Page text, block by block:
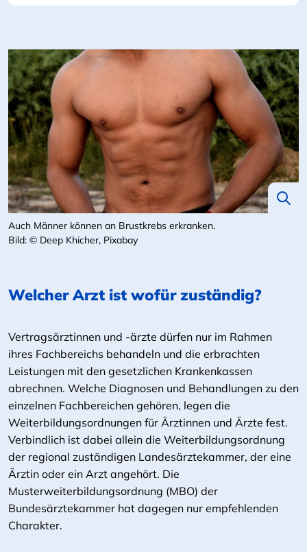
Auch Männer können an Brustkrebs erkranken.
Bild: © Deep Khicher, Pixabay
Welcher Arzt ist wofür zuständig?
Vertragsärztinnen und -ärzte dürfen nur im Rahmen
ihres Fachbereichs behandeln und die erbrachten
Leistungen mit den gesetzlichen Krankenkassen
abrechnen. Welche Diagnosen und Behandlungen zu den
einzelnen Fachbereichen gehören, legen die
Weiterbildungsordnungen für Ärztinnen und Ärzte fest.
Verbindlich ist dabei allein die Weiterbildungsordnung
der regional zuständigen Landesärztekammer, der eine
Ärztin oder ein Arzt angehört. Die
Musterweiterbildungsordnung (MBO) der
Bundesärztekammer hat dagegen nur empfehlenden
Charakter.